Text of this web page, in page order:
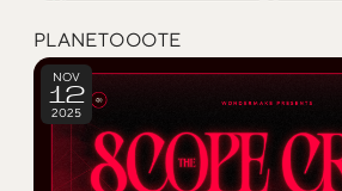
Collaboration withOUGON
PLANETOOOTE
NOV
12
2025